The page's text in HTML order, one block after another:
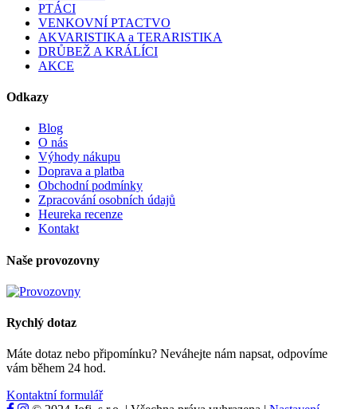
PTÁCI
VENKOVNÍ PTACTVO
AKVARISTIKA a TERARISTIKA
DRŮBEŽ A KRÁLÍCI
AKCE
Odkazy
Blog
O nás
Výhody nákupu
Doprava a platba
Obchodní podmínky
Zpracování osobních údajů
Heureka recenze
Kontakt
Naše provozovny
Rychlý dotaz
Máte dotaz nebo připomínku? Neváhejte nám napsat, odpovíme
vám během 24 hod.
Kontaktní formulář